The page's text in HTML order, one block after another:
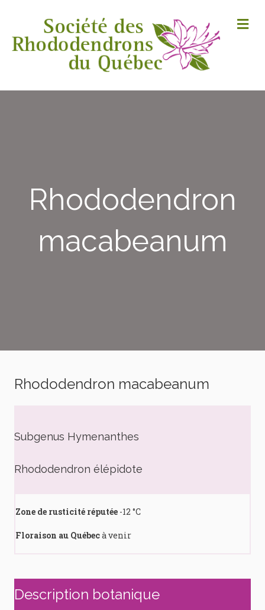
Rhododendron
macabeanum
Rhododendron macabeanum
Subgenus Hymenanthes
Rhododendron élépidote
Zone de rusticité réputée -12 °C
Floraison au Québecà venir
Description botanique